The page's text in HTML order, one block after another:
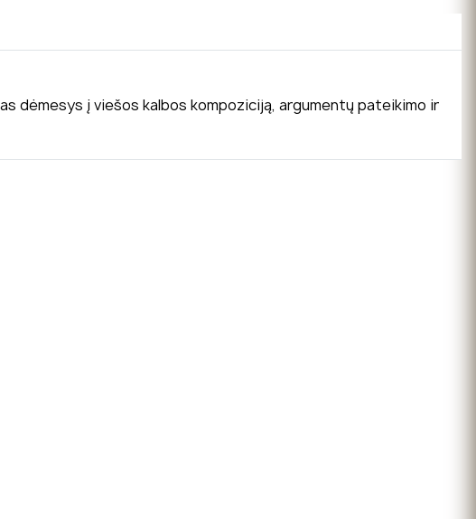
dėmesys į viešos kalbos kompoziciją, argumentų pateikimo ir